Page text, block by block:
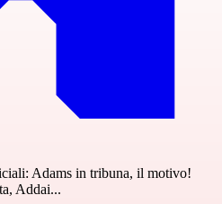
Adams in tribuna, il motivo!
Addai...